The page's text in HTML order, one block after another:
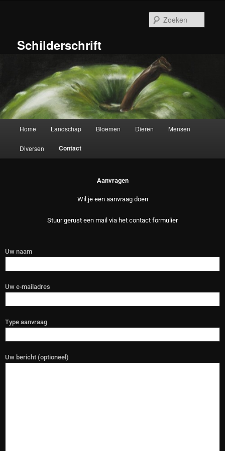
inhoudSchilderschrift
Home Landschap Bloemen Dieren Mensen
Diversen Contact
Aanvragen
Wil je een aanvraag doen
Stuur gerust een mail via het contact formulier
Uw naam
Uw e-mailadres
Type aanvraag
Uw bericht (optioneel)